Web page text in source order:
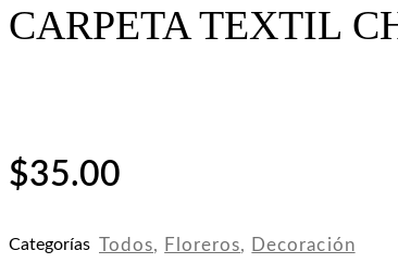
CARPETA TEXTIL
$35.00
Categorías Todos, Floreros, Decoración